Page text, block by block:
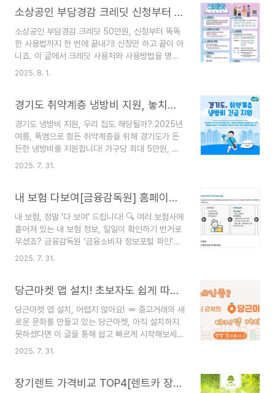
꼭 받아가세요! 😊 소상공인 50만..
하는 팁을 알려드릴게요. 안녕하세요! 요즘 중고차
때 중고차를 알아봤었는데, 허위 매물이나 사고 이
력 때문에 너무 걱정되더라고요. 중고차를 살 때 가
장 중요한 건 '신뢰'와 '투명한 정보'잖아요? 이런 고
민을 해결해 주는 플랫폼이 바로 'KB 차차차'인데
믿음이 가더라고요. 오늘은 KB 차차차를 어떻게 하
면..
소상공인 부담경감 크레딧 신청부터 사용처까지 총정리
소상공인 부담경감 크레딧 50만원, 신청부터 똑똑
한 사용법까지 한 번에 끝내기! 신청만 하고 끝이 아
니죠. 이 글에서 크레딧 사용처와 사용방법을 명확
히 알아보고, 매달 지출되는 고정 비용을 효과적으
렸더니 많은 분들이 "이제 신청은 했는데, 어떻게 쓰
만큼 중요한 게 바로 똑똑하게 사용하는 방법이죠.
그래서 오늘은 신청 방법부터 크레딧 사용처, 그리
고 실제 사용하는 방법까지 한 번에 정리해 드릴게
요. 이 글만 보시면 50만 원 크레딧을 100% 활용
3단계로 끝내기! ✅아직 신청하지 않으셨다면 이 내
용을 ..
2025. 8. 1.
경기도 취약계층 냉방비 지원, 놓치지 마세요!
경기도 냉방비 지원, 우리 집도 해당될까? 2025년
여름, 폭염으로 힘든 취약계층을 위해 경기도가 든
든한 냉방비를 지원합니다! 가구당 최대 5만원, 무
더위쉼터는 3개월간 지원받을 수 있는데요. 과연 누
잠들기 전에 에어컨 없으면 잠 못 이루는 날이 태반
에어컨도 마음 놓고 못 트시는 분들 있지 않나요?
특히 우리 주변의 어려운 이웃들은 더 힘든 시간을
보내고 있을 텐데요. 경기도에서 이런 분들을 위해
아주 반가운 소식을 발표했어요! 2025년 여름, 취
에 찾아보면서 '아, 이렇게 좋은 제도가 있었구나!'
싶었..
2025. 7. 31.
내 보험 다보여[금융감독원] 홈페이지 이용 꿀팁
내 보험, 정말 '다 보여' 드립니다! 🔍 여러 보험사에
흩어져 있는 내 보험 정보, 일일이 확인하기 번거로
우셨죠? 금융감독원 '금융소비자 정보포털 파인'의
'내 보험 다 보여' 서비스를 통해 모든 보험 계약을
악해보세요! 여러분, 혹시 이런 경험 없으신가요?
복되는 것 같고, 어떤 건 보장 기간이 언제까지인지
도 모르겠네... 아, 예전에 가입한 보험 증권은 어디
있지?" 🙄 진짜, 보험만큼 헷갈리는 금융 상품도 없
는 것 같아요. 저도 예전에 제 보험 상황을 제대로
필요한 보장이 없는 건 아닌지 걱정했던..
2025. 7. 31.
당근마켓 앱 설치! 초보자도 쉽게 따라 하는 완벽 가이드 🥕
당근마켓 앱 설치, 어렵지 않아요! 🥕 중고거래의 새
로운 문화를 만들고 있는 당근마켓, 아직 설치하지
못하셨다면 이 글을 통해 쉽고 빠르게 시작해보세
요. 당신의 숨겨진 보물을 찾고, 새로운 인연을 만날
살림에 보태는 거 있죠? 저도 처음엔 '이거 정말 괜
2025. 7. 31.
장기렌트 가격비교 TOP4[렌트카 장기대여 및 신차 장기렌터카 고려시 필독!]